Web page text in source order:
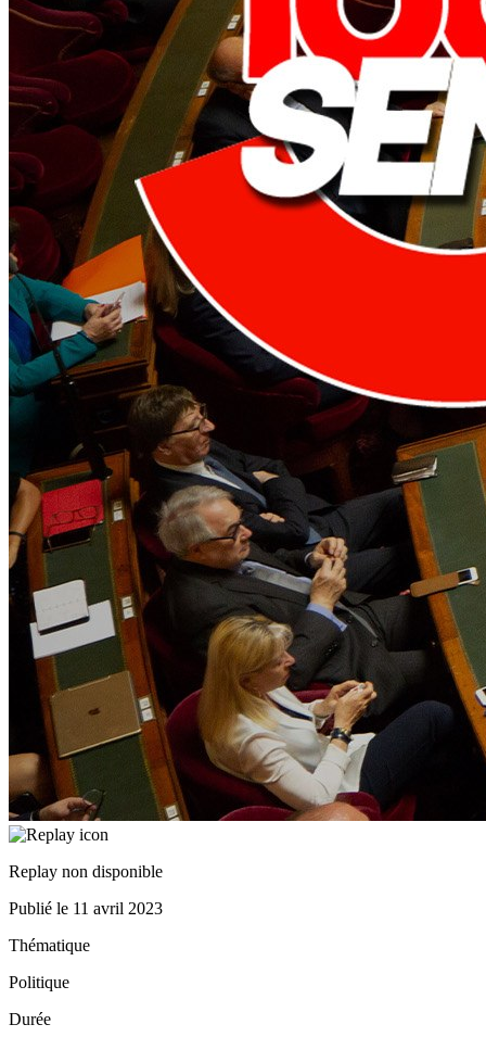
Replay non disponible
Publié le 11 avril 2023
Thématique
Politique
Durée